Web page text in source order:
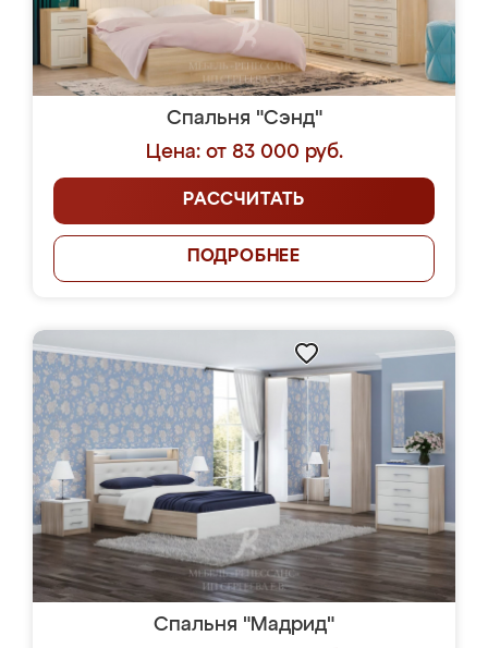
Спальня "Сэнд"
Цена: от 83 000 руб.
РАССЧИТАТЬ
ПОДРОБНЕЕ
Спальня "Мадрид"